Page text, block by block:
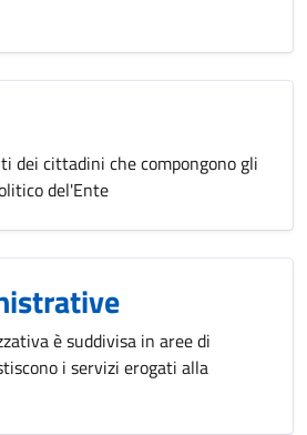
dei cittadini che compongono gli
del'Ente
è suddivisa in aree di
i servizi erogati alla